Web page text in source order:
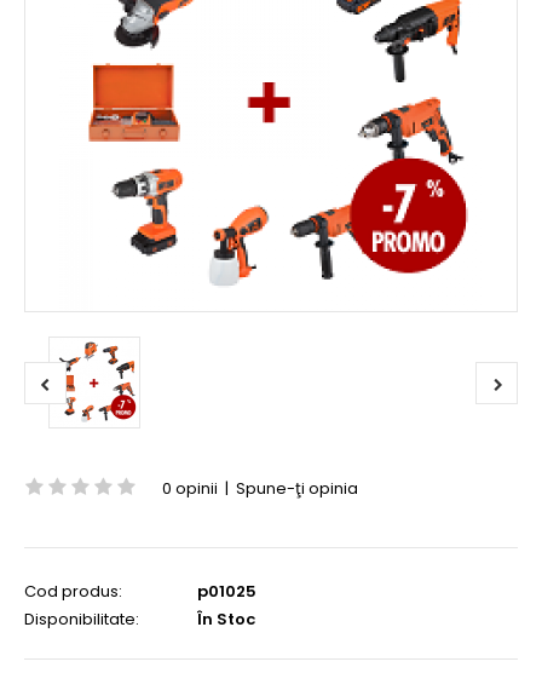
0 opinii | Spune-ţi opinia
Cod produs:
p01025
Disponibilitate:
În Stoc